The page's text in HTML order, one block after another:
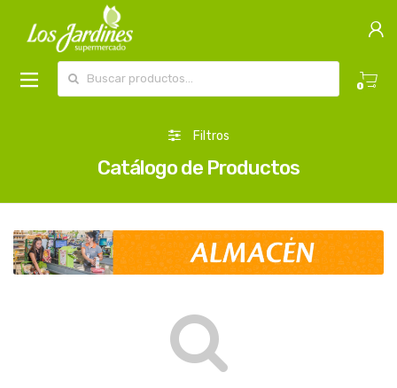
0
Filtros
Catálogo de Productos